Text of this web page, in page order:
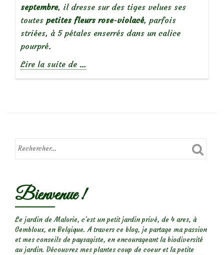
septembre, il dresse sur des tiges velues ses
toutes petites fleurs rose-violacé, parfois
striées, à 5 pétales enserrés dans un calice
pourpré.
Lire la suite de à
:
à
…
Bienvenue !
Le jardin de Malorie, c'est un petit jardin privé, de 4 ares, à
Gembloux, en Belgique. A travers ce blog, je partage ma passion
et mes conseils de paysagiste, en encourageant la biodiversité
au jardin. Découvrez mes plantes coup de coeur et la petite